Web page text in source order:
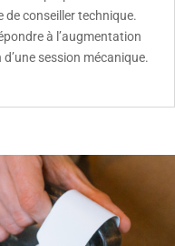
conseiller technique.
à l’augmentation
session mécanique.